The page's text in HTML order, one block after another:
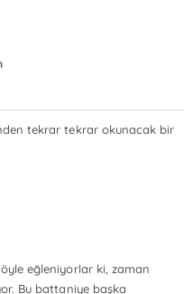
tekrar tekrar okunacak bir
eğleniyorlar ki, zaman
Bu battaniye başka